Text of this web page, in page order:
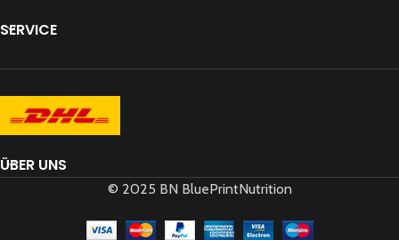
SERVICE
ÜBER UNS
© 2025 BN BluePrintNutrition